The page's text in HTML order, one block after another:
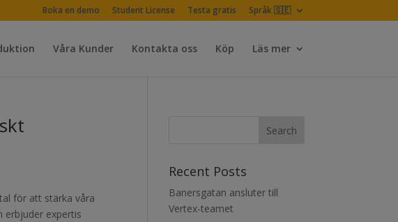
Boka en demo Student License Testa gratis Språk 🇸🇪
Våra Kunder Kontakta oss Köp Läs mer
för att stärka våra
erbjuder expertis
Recent Posts
Banersgatan ansluter till
Vertex-teamet